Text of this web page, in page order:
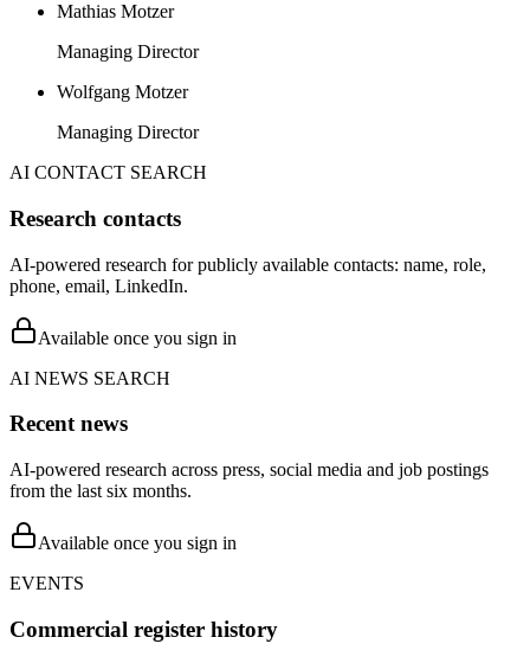
Mathias Motzer
Managing Director
Wolfgang Motzer
Managing Director
AI CONTACT SEARCH
Research contacts
AI-powered research for publicly available contacts: name, role,
phone, email, LinkedIn.
Available once you sign in
AI NEWS SEARCH
Recent news
AI-powered research across press, social media and job postings
from the last six months.
Available once you sign in
EVENTS
Commercial register history